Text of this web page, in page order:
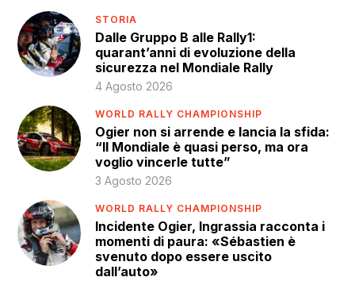
STORIA
Dalle Gruppo B alle Rally1:
quarant’anni di evoluzione della
sicurezza nel Mondiale Rally
4 Agosto 2026
WORLD RALLY CHAMPIONSHIP
Ogier non si arrende e lancia la sfida:
“Il Mondiale è quasi perso, ma ora
voglio vincerle tutte”
3 Agosto 2026
WORLD RALLY CHAMPIONSHIP
Incidente Ogier, Ingrassia racconta i
momenti di paura: «Sébastien è
svenuto dopo essere uscito
dall’auto»